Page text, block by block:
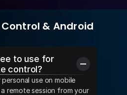
& Android
to use for
control?
use on mobile
remote session from your